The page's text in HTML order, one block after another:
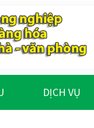
DỊCH VỤ